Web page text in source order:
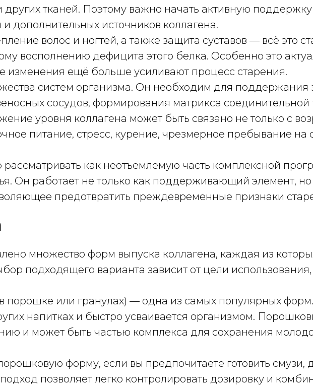
других тканей. Поэтому важно начать активную
дополнительных источников коллагена.
волос и ногтей, а также защита суставов — всё это
восполнению дефицита этого белка. Особенно это
изменения ещё больше усиливают процесс старения.
систем организма. Он необходим для поддержания
сосудов, формирования матрикса
уровня коллагена может быть связано не только с
питание, стресс, курение, чрезмерное пребывание на
как неотъемлемую часть комплексной
Он работает не только как поддерживающий элемент, но
предотвратить преждевременные признаки
множество форм выпуска коллагена, каждая из
подходящего варианта зависит от цели
порошке или гранулах) — одна из самых популярных
напитках и быстро усваивается организмом.
и может быть частью комплекса для сохранения
форму, если вы предпочитаете готовить смузи,
позволяет легко контролировать дозировку и